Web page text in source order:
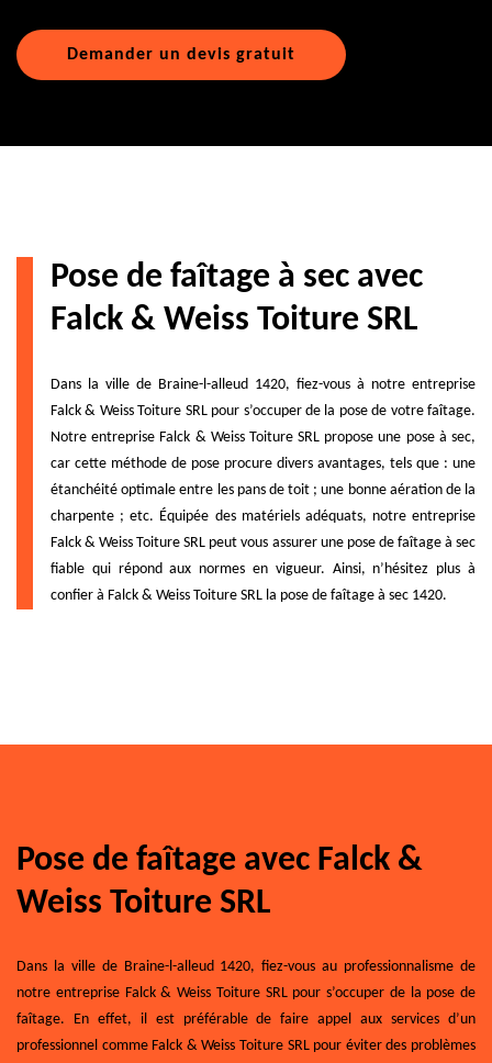
Demander un devis gratuit
Pose de faîtage à sec avec
Falck & Weiss Toiture SRL
Dans la ville de Braine-l-alleud 1420, fiez-vous à notre entreprise
Falck & Weiss Toiture SRL pour s’occuper de la pose de votre faîtage.
Notre entreprise Falck & Weiss Toiture SRL propose une pose à sec,
car cette méthode de pose procure divers avantages, tels que : une
étanchéité optimale entre les pans de toit ; une bonne aération de la
charpente ; etc. Équipée des matériels adéquats, notre entreprise
Falck & Weiss Toiture SRL peut vous assurer une pose de faîtage à sec
fiable qui répond aux normes en vigueur. Ainsi, n’hésitez plus à
confier à Falck & Weiss Toiture SRL la pose de faîtage à sec 1420.
Pose de faîtage avec Falck &
Weiss Toiture SRL
Dans la ville de Braine-l-alleud 1420, fiez-vous au professionnalisme de
notre entreprise Falck & Weiss Toiture SRL pour s’occuper de la pose de
faîtage. En effet, il est préférable de faire appel aux services d’un
professionnel comme Falck & Weiss Toiture SRL pour éviter des problèmes